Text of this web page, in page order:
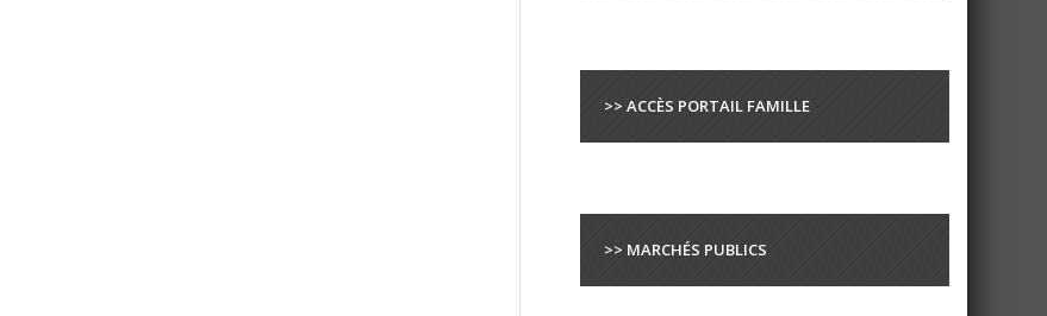
>> ACCÈS PORTAIL FAMILLE
>> MARCHÉS PUBLICS